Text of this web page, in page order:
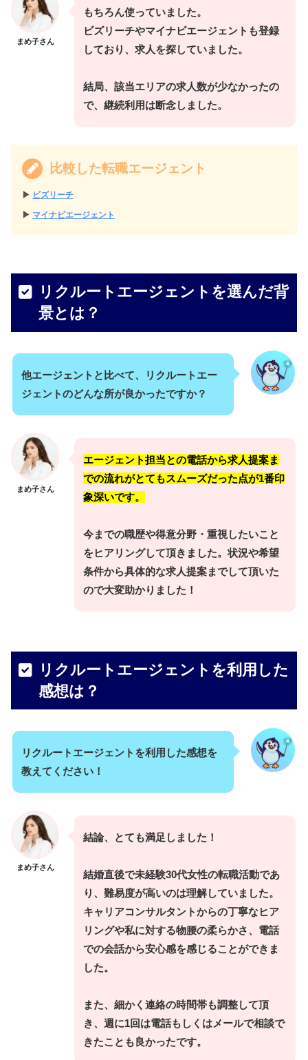
まめ子さん
もちろん使っていました。
ビズリーチやマイナビエージェントも登録
しており、求人を探していました。
結局、該当エリアの求人数が少なかったの
で、継続利用は断念しました。
比較した転職エージェント
▶︎ ビズリーチ
▶︎ マイナビエージェント
リクルートエージェントを選んだ背
景とは？
他エージェントと比べて、リクルートエー
ジェントのどんな所が良かったですか？
まめ子さん
エージェント担当との電話から求人提案ま
での流れがとてもスムーズだった点が1番印
象深いです。
今までの職歴や得意分野・重視したいこと
をヒアリングして頂きました。状況や希望
条件から具体的な求人提案までして頂いた
ので大変助かりました！
リクルートエージェントを利用した
感想は？
リクルートエージェントを利用した感想を
教えてください！
まめ子さん
結論、とても満足しました！
結婚直後で未経験30代女性の転職活動であ
り、難易度が高いのは理解していました。
キャリアコンサルタントからの丁寧なヒア
リングや私に対する物腰の柔らかさ、電話
での会話から安心感を感じることができま
した。
また、細かく連絡の時間帯も調整して頂
き、週に1回は電話もしくはメールで相談で
きたことも良かったです。